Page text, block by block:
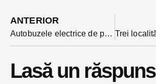
ANTERIOR
Autobuzele electrice de pe linia verde circulă în weekend la interval de 30 de minute și nu 20, ca în zilele lucrătoare. Când va fi posibilă plata cu cardul?
Lasă un răspuns